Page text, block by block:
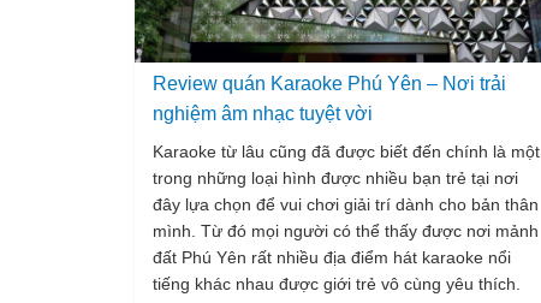
thân yêu nhất của mình nhé!
Review quán Karaoke Phú Yên – Nơi trải
nghiệm âm nhạc tuyệt vời
Karaoke từ lâu cũng đã được biết đến chính là một
trong những loại hình được nhiều bạn trẻ tại nơi
đây lựa chọn để vui chơi giải trí dành cho bản thân
mình. Từ đó mọi người có thể thấy được nơi mảnh
đất Phú Yên rất nhiều địa điểm hát karaoke nổi
tiếng khác nhau được giới trẻ vô cùng yêu thích.